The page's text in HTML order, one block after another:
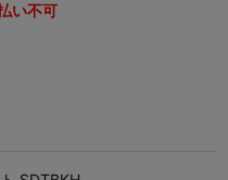
い不可